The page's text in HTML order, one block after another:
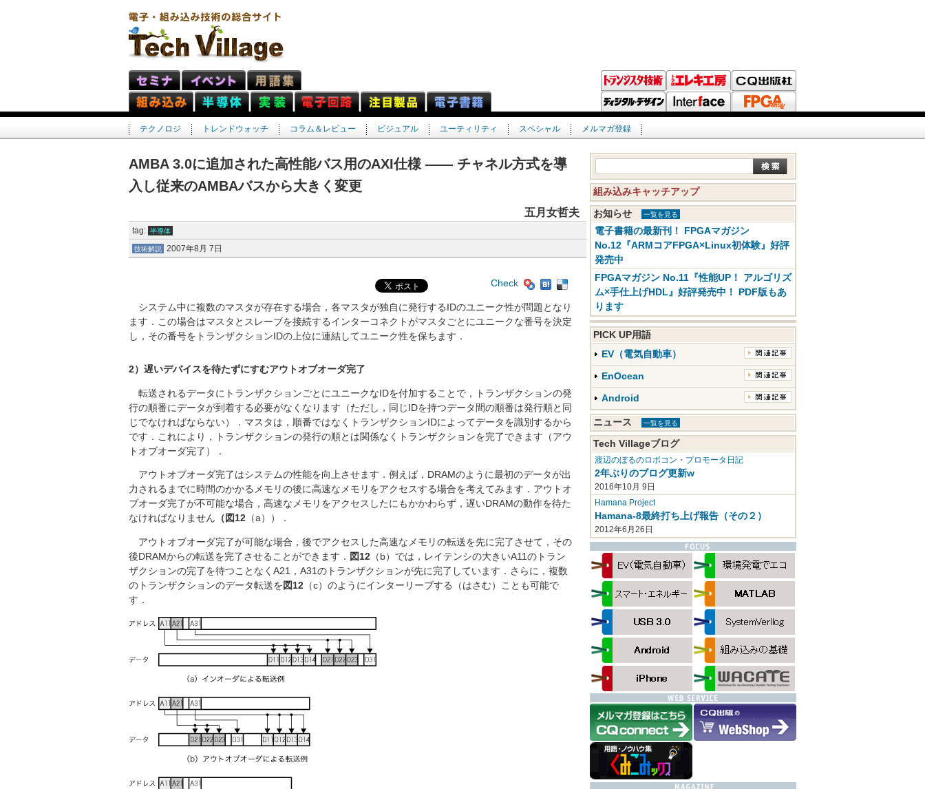
テクノロジ トレンドウォッチ コラム＆レビュー ビジュアル ユーティリティ スペシャル メルマガ登録
AMBA 3.0に追加された高性能バス用のAXI仕様 ―― チャネル方式を導
入し従来のAMBAバスから大きく変更
五月女哲夫
tag: 半導体
技術解説 2007年8月 7日
Check
システム中に複数のマスタが存在する場合，各マスタが独自に発行するIDのユニーク性が問題となり
ます．この場合はマスタとスレーブを接続するインターコネクトがマスタごとにユニークな番号を決定
し，その番号をトランザクションIDの上位に連結してユニーク性を保ちます．
2）遅いデバイスを待たずにすむアウトオブオーダ完了
転送されるデータにトランザクションごとにユニークなIDを付加することで，トランザクションの発
行の順番にデータが到着する必要がなくなります（ただし，同じIDを持つデータ間の順番は発行順と同
じでなければならない）．マスタは，順番ではなくトランザクションIDによってデータを識別するから
です．これにより，トランザクションの発行の順とは関係なくトランザクションを完了できます（アウ
トオブオーダ完了）．
アウトオブオーダ完了はシステムの性能を向上させます．例えば，DRAMのように最初のデータが出
力されるまでに時間のかかるメモリの後に高速なメモリをアクセスする場合を考えてみます．アウトオ
ブオーダ完了が不可能な場合，高速なメモリをアクセスしたにもかかわらず，遅いDRAMの動作を待た
なければなりません （図12 （a））．
アウトオブオーダ完了が可能な場合，後でアクセスした高速なメモリの転送を先に完了させて，その
後DRAMからの転送を完了させることができます． 図12 （b）では，レイテンシの大きいA11のトラン
ザクションの完了を待つことなくA21，A31のトランザクションが先に完了しています．さらに，複数
のトランザクションのデータ転送を 図12 （c）のようにインターリーブする（はさむ）ことも可能で
す．
組み込みキャッチアップ
お知らせ 一覧を見る
電子書籍の最新刊！ FPGAマガジン
No.12『ARMコアFPGA×Linux初体験』好評
発売中
FPGAマガジン No.11『性能UP！ アルゴリズ
ム×手仕上げHDL』好評発売中！ PDF版もあ
ります
PICK UP用語
EV（電気自動車）
EnOcean
Android
ニュース 一覧を見る
Tech Villageブログ
渡辺のぼるのロボコン・プロモータ日記
2年ぶりのブログ更新w
2016年10月 9日
Hamana Project
Hamana-8最終打ち上げ報告（その２）
2012年6月26日